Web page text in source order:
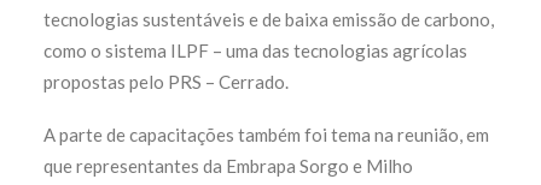
tecnologias sustentáveis e de baixa emissão de carbono,
como o sistema ILPF – uma das tecnologias agrícolas
propostas pelo PRS – Cerrado.
A parte de capacitações também foi tema na reunião, em
que representantes da Embrapa Sorgo e Milho